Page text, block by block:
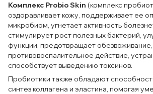
Комплекс Probio Skin (комплекс
оздоравливает кожу, поддерживает ее
микробиом, угнетает активность
стимулирует рост полезных бактерий,
функции, предотвращает
противовоспалительное действие,
способствует выведению токсинов.
Пробиотики также обладают
синтез коллагена и эластина, помогая